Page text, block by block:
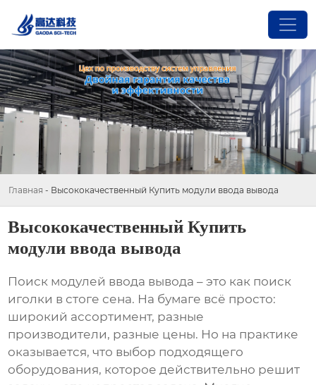
Главная - Высококачественный Купить модули ввода вывода
Высококачественный Купить
модули ввода вывода
Поиск модулей ввода вывода – это как поиск
иголки в стоге сена. На бумаге всё просто:
широкий ассортимент, разные
производители, разные цены. Но на практике
оказывается, что выбор подходящего
оборудования, которое действительно решит